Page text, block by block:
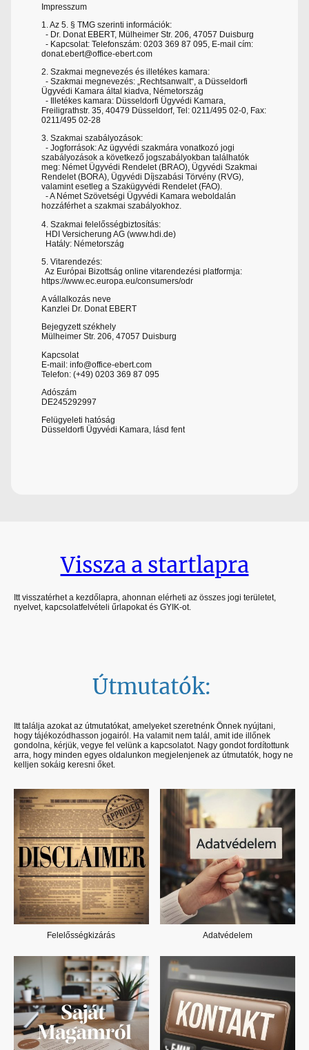
Impresszum
1. Az 5. § TMG szerinti információk:
- Dr. Donat EBERT, Mülheimer Str. 206, 47057 Duisburg
- Kapcsolat: Telefonszám: 0203 369 87 095, E-mail cím:
donat.ebert@office-ebert.com
2. Szakmai megnevezés és illetékes kamara:
- Szakmai megnevezés: „Rechtsanwalt“, a Düsseldorfi
Ügyvédi Kamara által kiadva, Németország
- Illetékes kamara: Düsseldorfi Ügyvédi Kamara,
Freiligrathstr. 35, 40479 Düsseldorf, Tel: 0211/495 02-0, Fax:
0211/495 02-28
3. Szakmai szabályozások:
- Jogforrások: Az ügyvédi szakmára vonatkozó jogi
szabályozások a következő jogszabályokban találhatók
meg: Német Ügyvédi Rendelet (BRAO), Ügyvédi Szakmai
Rendelet (BORA), Ügyvédi Díjszabási Törvény (RVG),
valamint esetleg a Szakügyvédi Rendelet (FAO).
- A Német Szövetségi Ügyvédi Kamara weboldalán
hozzáférhet a szakmai szabályokhoz.
4. Szakmai felelősségbiztosítás:
HDI Versicherung AG (www.hdi.de)
Hatály: Németország
5. Vitarendezés:
Az Európai Bizottság online vitarendezési platformja:
https://www.ec.europa.eu/consumers/odr
A vállalkozás neve
Kanzlei Dr. Donat EBERT
Bejegyzett székhely
Mülheimer Str. 206, 47057 Duisburg
Kapcsolat
E-mail: info@office-ebert.com
Telefon: (+49) 0203 369 87 095
Adószám
DE245292997
Felügyeleti hatóság
Düsseldorfi Ügyvédi Kamara, lásd fent
Vissza a startlapra
Itt visszatérhet a kezdőlapra, ahonnan elérheti az összes jogi területet,
nyelvet, kapcsolatfelvételi űrlapokat és GYIK-ot.
Útmutatók:
Itt találja azokat az útmutatókat, amelyeket szeretnénk Önnek nyújtani,
hogy tájékozódhasson jogairól. Ha valamit nem talál, amit ide illőnek
gondolna, kérjük, vegye fel velünk a kapcsolatot. Nagy gondot fordítottunk
arra, hogy minden egyes oldalunkon megjelenjenek az útmutatók, hogy ne
kelljen sokáig keresni őket.
Felelősségkizárás Adatvédelem